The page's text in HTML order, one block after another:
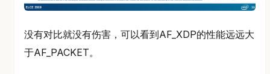
没有对比就没有伤害，可以看到AF_XDP的性能远远大
于AF_PACKET。